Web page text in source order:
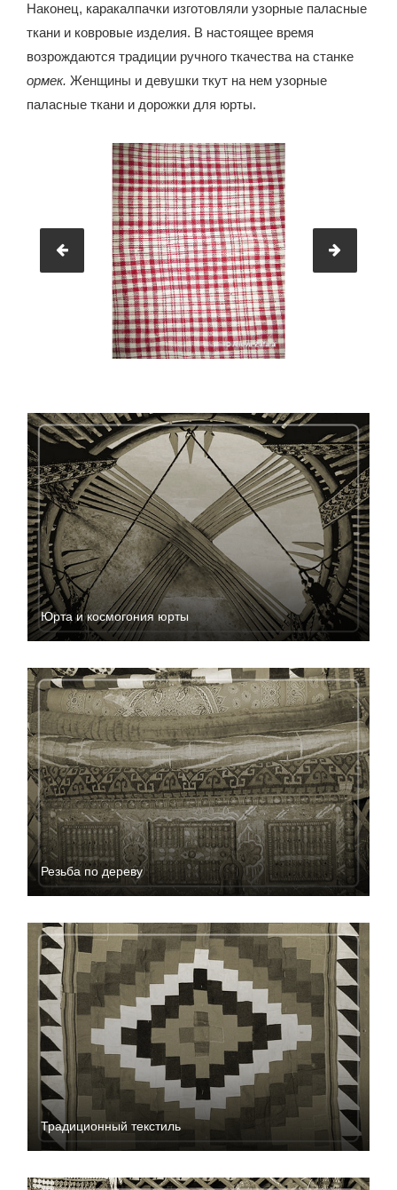
Наконец, каракалпачки изготовляли узорные паласные
ткани и ковровые изделия. В настоящее время
возрождаются традиции ручного ткачества на станке
ормек. Женщины и девушки ткут на нем узорные
паласные ткани и дорожки для юрты.
Юрта и космогония юрты
Резьба по дереву
Традиционный текстиль